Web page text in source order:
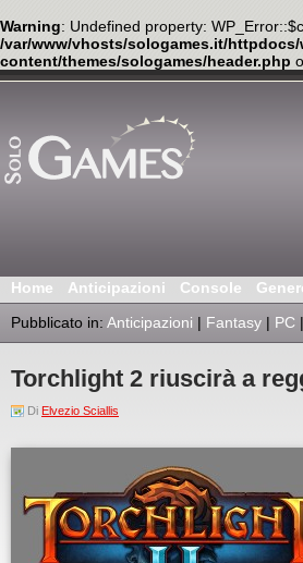
Warning: Undefined property:
/var/www/vhosts/sologames.it/httpdocs/
content/themes/sologames/header.php
Home Anticipazioni Console
Pubblicato in: Anticipazioni | Fantasy | PC |
Torchlight 2 riuscirà a
Di Elvezio Sciallis